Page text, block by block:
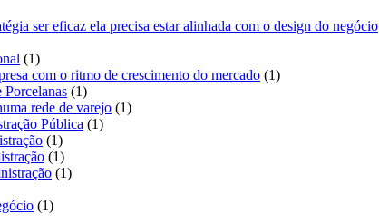
ser eficaz ela precisa estar alinhada com o design do negócio
11
produto
com o ritmo de crescimento do mercado 11
11
produto
rede de varejo 11
Pública 11
11
produto
11
produto
11
11